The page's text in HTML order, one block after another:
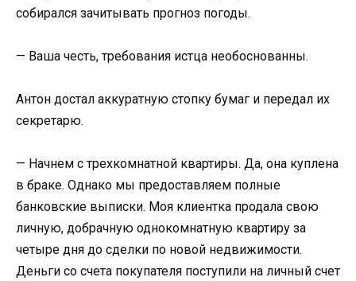
собирался зачитывать прогноз погоды.
— Ваша честь, требования истца необоснованны.
Антон достал аккуратную стопку бумаг и передал их
секретарю.
— Начнем с трехкомнатной квартиры. Да, она куплена
в браке. Однако мы предоставляем полные
банковские выписки. Моя клиентка продала свою
личную, добрачную однокомнатную квартиру за
четыре дня до сделки по новой недвижимости.
Деньги со счета покупателя поступили на личный счет